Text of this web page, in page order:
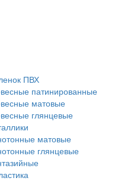
ПВХ
патинированные
матовые
глянцевые
матовые
глянцевые